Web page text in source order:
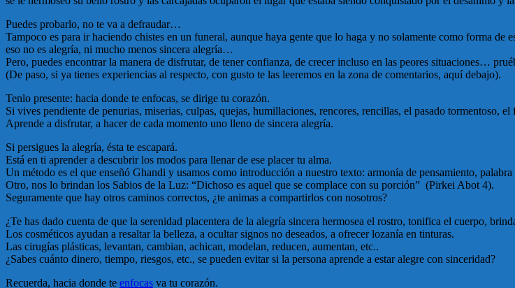
Puedes probarlo, no te va a defraudar…
Tampoco es para ir haciendo chistes en un funeral, aunque haya gente que lo haga y no solamente como forma de
eso no es alegría, ni mucho menos sincera alegría…
Pero, puedes encontrar la manera de disfrutar, de tener confianza, de crecer incluso en las peores situaciones…
(De paso, si ya tienes experiencias al respecto, con gusto te las leeremos en la zona de comentarios, aquí debajo).
Tenlo presente: hacia donde te enfocas, se dirige tu corazón.
Si vives pendiente de penurias, miserias, culpas, quejas, humillaciones, rencores, rencillas, el pasado tormentoso,
Aprende a disfrutar, a hacer de cada momento uno lleno de sincera alegría.
Si persigues la alegría, ésta te escapará.
Está en ti aprender a descubrir los modos para llenar de ese placer tu alma.
Un método es el que enseñó Ghandi y usamos como introducción a nuestro texto: armonía de pensamiento,
Otro, nos lo brindan los Sabios de la Luz: “Dichoso es aquel que se complace con su porción” (Pirkei Abot 4).
Seguramente que hay otros caminos correctos, ¿te animas a compartirlos con nosotros?
¿Te has dado cuenta de que la serenidad placentera de la alegría sincera hermosea el rostro, tonifica el cuerpo,
Los cosméticos ayudan a resaltar la belleza, a ocultar signos no deseados, a ofrecer lozanía en tinturas.
Las cirugías plásticas, levantan, cambian, achican, modelan, reducen, aumentan, etc..
¿Sabes cuánto dinero, tiempo, riesgos, etc., se pueden evitar si la persona aprende a estar alegre con sinceridad?
Recuerda, hacia donde te enfocas va tu corazón.